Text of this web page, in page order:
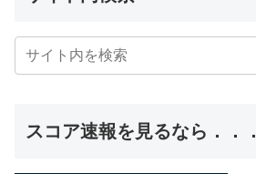
スコア速報を見るなら．．．